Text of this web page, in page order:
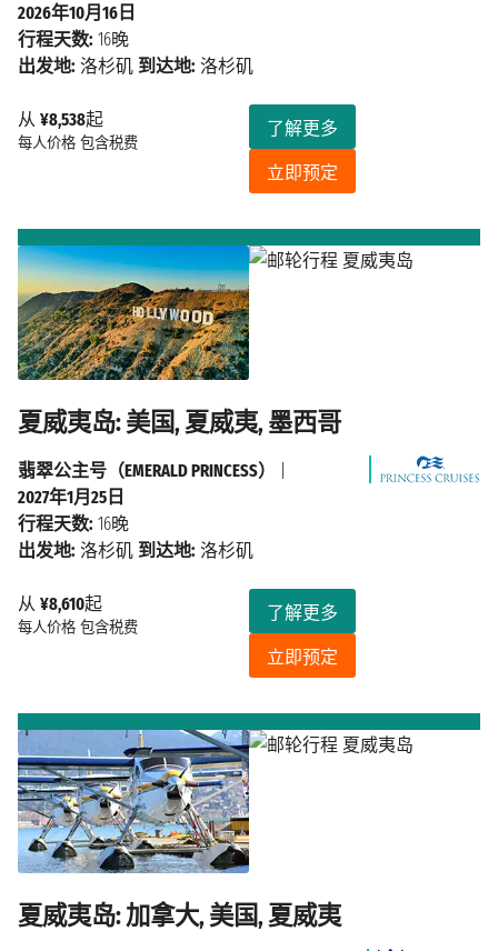
从 ¥8,538起
每人价格 包含税费
了解更多
立即预定
2026年10月16日
行程天数: 16晚
出发地: 洛杉矶 到达地: 洛杉矶
夏威夷岛: 美国, 夏威夷, 墨西哥
从 ¥8,610起
每人价格 包含税费
了解更多
立即预定
翡翠公主号（EMERALD PRINCESS）
2027年1月25日
行程天数: 16晚
出发地: 洛杉矶 到达地: 洛杉矶
夏威夷岛: 加拿大, 美国, 夏威夷